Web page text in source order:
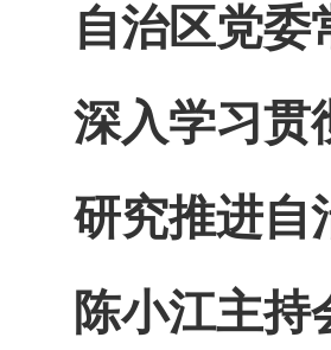
自治区党委
深入学习贯
研究推进自
陈小江主持